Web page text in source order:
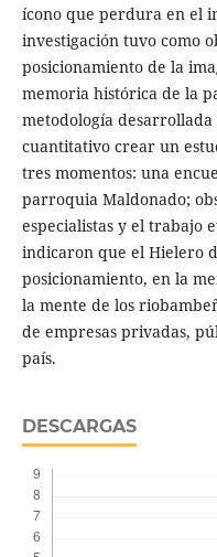
ícono que perdura en el
investigación tuvo como
posicionamiento de la
memoria histórica de la
metodología
cuantitativo crear un
tres momentos: una
parroquia Maldonado;
especialistas y el trabajo
indicaron que el Hielero
posicionamiento, en la
la mente de los
de empresas privadas,
país.
DESCARGAS